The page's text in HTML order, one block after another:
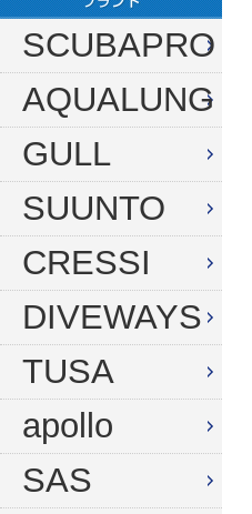
ストリンガー
ラインワインダー
手モリ・パラライザー
手モリアクセサリー
スカリ・網
アワビオコシ
その他
フック
ダイブコンピューター
マスク
その他
タンク（4・8・10L）
タンク（12・14L）
タンク（250気圧）
タンク（300気圧）
マスク
フィン
ドライスーツ用フィン
ブーツ
ウィンターグローブ
SCUBAPRO
AQUALUNG
GULL
SUUNTO
CRESSI
DIVEWAYS
TUSA
apollo
SAS